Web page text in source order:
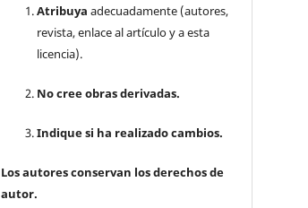
Atribuya adecuadamente (autores,
revista, enlace al artículo y a esta
licencia).
No cree obras derivadas.
Indique si ha realizado cambios.
Los autores conservan los derechos de
autor.